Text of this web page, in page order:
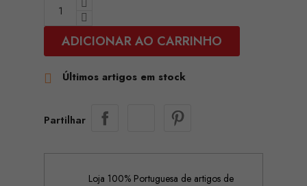
ADICIONAR AO CARRINHO
 Últimos artigos em stock
Partilhar
Loja 100% Portuguesa de artigos de